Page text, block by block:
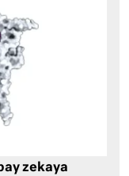
zekaya